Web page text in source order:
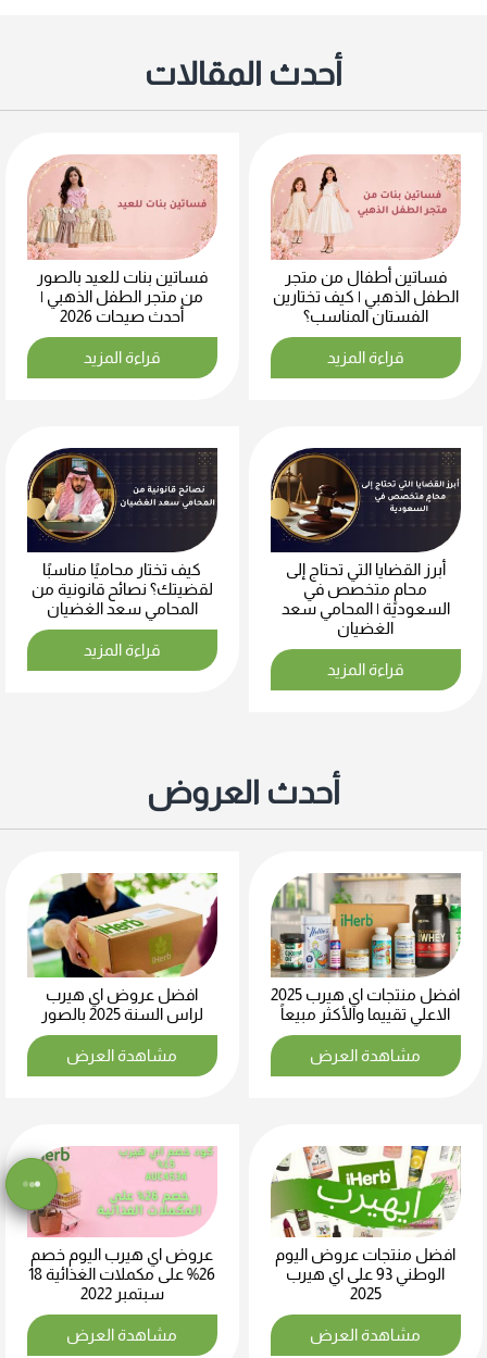
أحدث المقالات
فساتين أطفال من متجر
الطفل الذهبي | كيف تختارين
الفستان المناسب؟
قراءة المزيد
فساتين بنات للعيد بالصور
من متجر الطفل الذهبي |
أحدث صيحات 2026
قراءة المزيد
أبرز القضايا التي تحتاج إلى
محامٍ متخصص في
السعودية | المحامي سعد
الغضيان
قراءة المزيد
كيف تختار محاميًا مناسبًا
لقضيتك؟ نصائح قانونية من
المحامي سعد الغضيان
قراءة المزيد
أحدث العروض
افضل منتجات اي هيرب 2025
الاعلي تقييما والأكثر مبيعاً
مشاهدة العرض
افضل عروض اي هيرب
لراس السنة 2025 بالصور
مشاهدة العرض
افضل منتجات عروض اليوم
الوطني 93 على اي هيرب
2025
مشاهدة العرض
عروض اي هيرب اليوم خصم
26% على مكملات الغذائية 18
سبتمبر 2022
مشاهدة العرض